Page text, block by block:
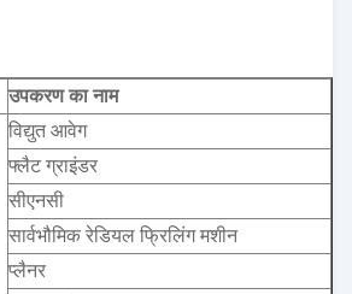
उपकरण का नाम
विद्युत आवेग
फ्लैट ग्राइंडर
सीएनसी
सार्वभौमिक रेडियल फ्रिलिंग मशीन
प्लैनर